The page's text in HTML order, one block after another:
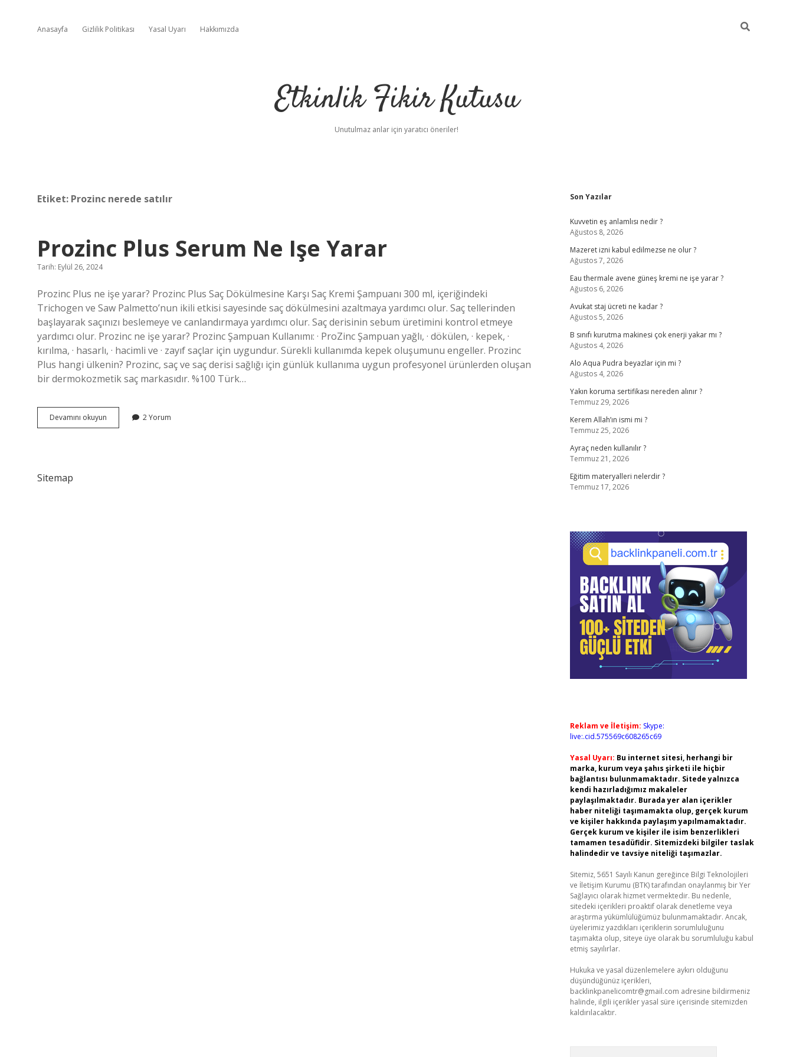
Anasayfa Gizlilik Politikası Yasal Uyarı Hakkımızda
Etkinlik Fikir Kutusu
Unutulmaz anlar için yaratıcı öneriler!
Etiket: Prozinc nerede satılır
Prozinc Plus Serum Ne Işe Yarar
Tarih: Eylül 26, 2024
Prozinc Plus ne işe yarar? Prozinc Plus Saç Dökülmesine Karşı Saç Kremi Şampuanı 300 ml, içeriğindeki
Trichogen ve Saw Palmetto’nun ikili etkisi sayesinde saç dökülmesini azaltmaya yardımcı olur. Saç tellerinden
başlayarak saçınızı beslemeye ve canlandırmaya yardımcı olur. Saç derisinin sebum üretimini kontrol etmeye
yardımcı olur. Prozinc ne işe yarar? Prozinc Şampuan Kullanımı: · ProZinc Şampuan yağlı, · dökülen, · kepek, ·
kırılma, · hasarlı, · hacimli ve · zayıf saçlar için uygundur. Sürekli kullanımda kepek oluşumunu engeller. Prozinc
Plus hangi ülkenin? Prozinc, saç ve saç derisi sağlığı için günlük kullanıma uygun profesyonel ürünlerden oluşan
bir dermokozmetik saç markasıdır. %100 Türk…
Devamını okuyun
Plus
2 Yorum
Sitemap
Sidebar
Son Yazılar
Kuvvetin eş anlamlısı nedir ?
Ağustos 8, 2026
Mazeret izni kabul edilmezse ne olur ?
Ağustos 7, 2026
Eau thermale avene güneş kremi ne işe yarar ?
Ağustos 6, 2026
Avukat staj ücreti ne kadar ?
Ağustos 5, 2026
B sınıfı kurutma makinesi çok enerji yakar mı ?
Ağustos 4, 2026
Alo Aqua Pudra beyazlar için mi ?
Ağustos 4, 2026
Yakın koruma sertifikası nereden alınır ?
Temmuz 29, 2026
Kerem Allah’ın ismi mi ?
Temmuz 25, 2026
Ayraç neden kullanılır ?
Temmuz 21, 2026
Eğitim materyalleri nelerdir ?
Temmuz 17, 2026
Reklam ve İletişim: Skype:
live:.cid.575569c608265c69
Yasal Uyarı: Bu internet sitesi, herhangi bir
marka, kurum veya şahıs şirketi ile hiçbir
bağlantısı bulunmamaktadır. Sitede yalnızca
kendi hazırladığımız makaleler
paylaşılmaktadır. Burada yer alan içerikler
haber niteliği taşımamakta olup, gerçek kurum
ve kişiler hakkında paylaşım yapılmamaktadır.
Gerçek kurum ve kişiler ile isim benzerlikleri
tamamen tesadüfidir. Sitemizdeki bilgiler taslak
halindedir ve tavsiye niteliği taşımazlar.
Sitemiz, 5651 Sayılı Kanun gereğince Bilgi Teknolojileri
ve İletişim Kurumu (BTK) tarafından onaylanmış bir Yer
Sağlayıcı olarak hizmet vermektedir. Bu nedenle,
sitedeki içerikleri proaktif olarak denetleme veya
araştırma yükümlülüğümüz bulunmamaktadır. Ancak,
üyelerimiz yazdıkları içeriklerin sorumluluğunu
taşımakta olup, siteye üye olarak bu sorumluluğu kabul
etmiş sayılırlar.
Hukuka ve yasal düzenlemelere aykırı olduğunu
düşündüğünüz içerikleri,
backlinkpanelicomtr@gmail.com adresine bildirmeniz
halinde, ilgili içerikler yasal süre içerisinde sitemizden
kaldırılacaktır.